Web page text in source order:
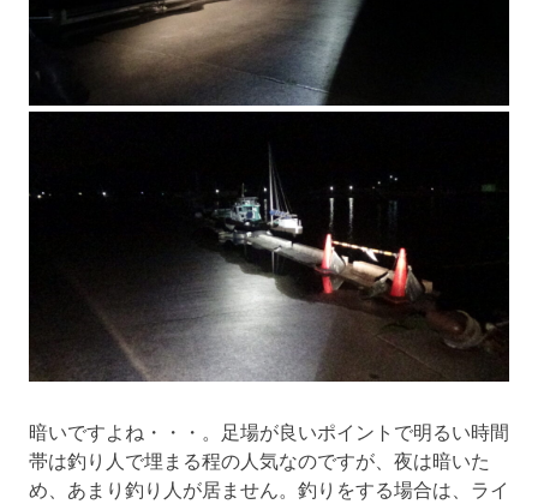
暗いですよね・・・。足場が良いポイントで明るい時間
帯は釣り人で埋まる程の人気なのですが、夜は暗いた
め、あまり釣り人が居ません。釣りをする場合は、ライ